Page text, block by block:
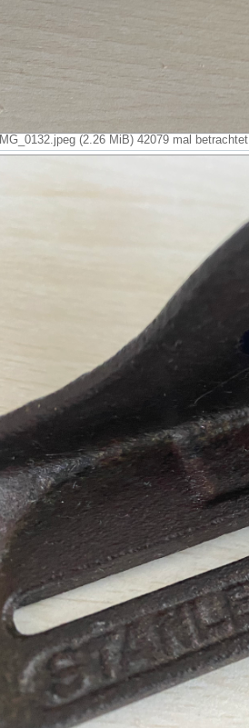
IMG_0132.jpeg (2.26 MiB) 42079 mal betrachtet